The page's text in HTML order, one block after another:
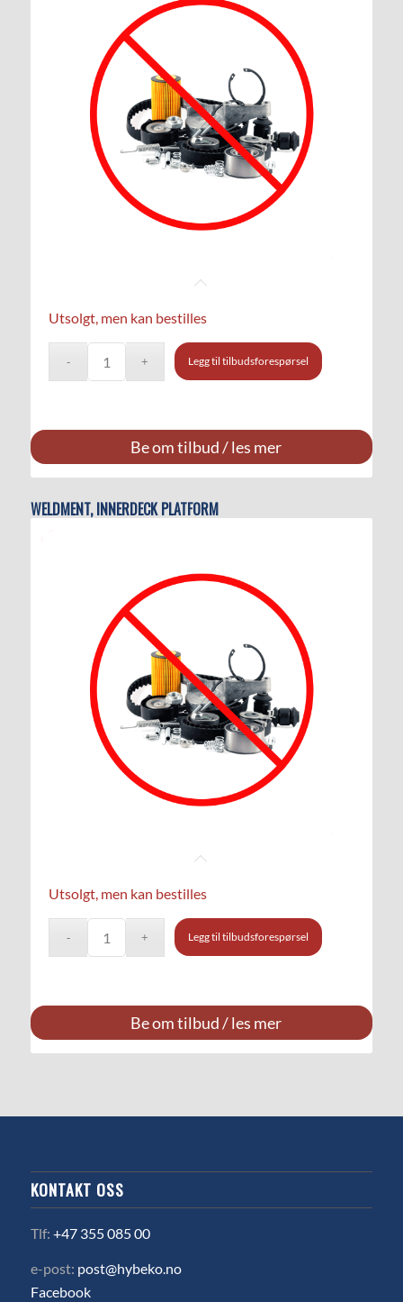
Utsolgt, men kan bestilles
Legg til tilbudsforespørsel
Be om tilbud / les mer
WELDMENT, INNERDECK PLATFORM
Utsolgt, men kan bestilles
Legg til tilbudsforespørsel
Be om tilbud / les mer
KONTAKT OSS
Tlf: +47 355 085 00
e-post: post@hybeko.no
Facebook